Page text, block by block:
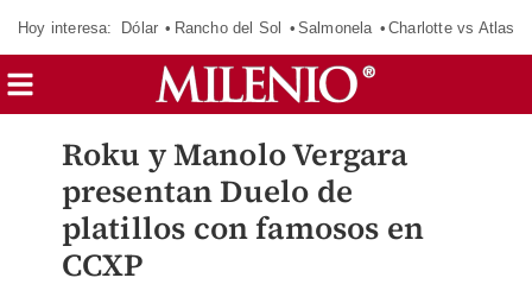
Hoy interesa: Dólar Rancho del Sol Salmonela Charlotte vs Atlas
Roku y Manolo Vergara
presentan Duelo de
platillos con famosos en
CCXP